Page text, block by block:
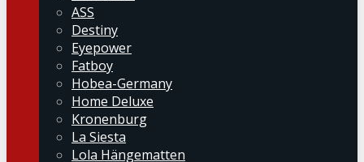
ASS
Destiny
Eyepower
Fatboy
Hobea-Germany
Home Deluxe
Kronenburg
La Siesta
Lola Hängematten